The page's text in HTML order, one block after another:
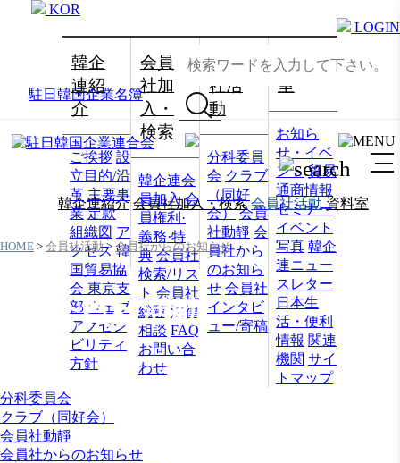
韓企
連紹
介
ご挨拶 設
立目的/沿
革 主要事
業 定款
組織図 ア
クセス 韓
国貿易協
会 東京支
部 ウェブ
アクセシ
ビリティ
方針
会員
社加
入・
検索
韓企連会
員加入 会
員権利·
義務·特
典 会員社
検索/リス
ト 会員社
総覧 法律
相談 FAQ
お問い合
わせ
会員
社活
動
分科委員
会 クラブ
（同好
会） 会員
社動靜 会
員社から
のお知ら
せ 会員社
インタビ
ュー/寄稿
資料
室
お知ら
せ・イベ
ント 貿易
通商情報
セミナー
イベント
写真 韓企
連ニュー
スレター
日本生
活・便利
情報 関連
機関 サイ
トマップ
駐日韓国企業名簿
KOR
LOGIN
韓企連紹介 会員社加入・検索 会員社活動 資料室
HOME > 会員社活動> 会員社からのお知らせ
会員社活動
分科委員会
クラブ（同好会）
会員社動靜
会員社からのお知らせ